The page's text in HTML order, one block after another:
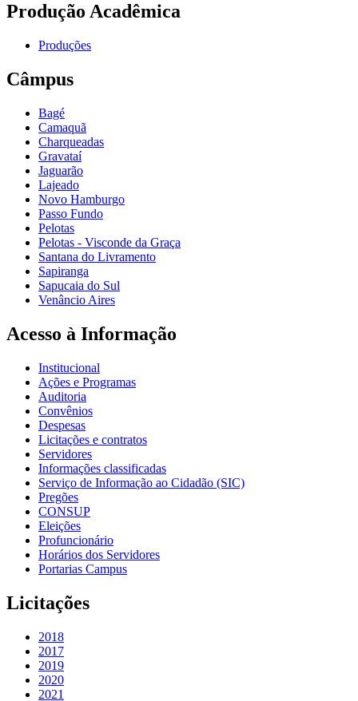
Produção Acadêmica
Produções
Câmpus
Bagé
Camaquã
Charqueadas
Gravataí
Jaguarão
Lajeado
Novo Hamburgo
Passo Fundo
Pelotas
Pelotas - Visconde da Graça
Santana do Livramento
Sapiranga
Sapucaia do Sul
Venâncio Aires
Acesso à Informação
Institucional
Ações e Programas
Auditoria
Convênios
Despesas
Licitações e contratos
Servidores
Informações classificadas
Serviço de Informação ao Cidadão (SIC)
Pregões
CONSUP
Eleições
Profuncionário
Horários dos Servidores
Portarias Campus
Licitações
2018
2017
2019
2020
2021